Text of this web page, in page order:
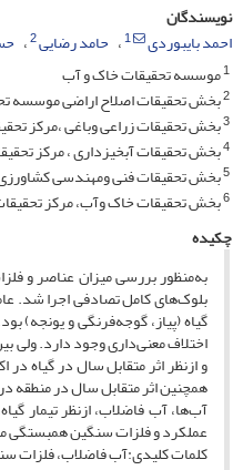
نویسندگان
احمد بایبوردی
1 حامد رضایی2
1موسسه تحقیقات خاک و آب
2بخش تحقیقات اصلاح اراضی موسسه
3بخش تحقیقات زراعی وباغی ،مرکز
4بخش تحقیقات آبخیزداری ، مرکز
5بخش تحقیقات فنی ومهندسی
6بخش تحقیقات خاک وآب، مرکز
چکیده
بلوک‌های کامل تصادفی اجرا شد.
اختلاف معنی‌داری وجود دارد. ولی
و ازنظر اثر متقابل سال در گیاه
همچنین اثر متقابل سال در منطقه
آب‌ها، آب فاضلاب، ازنظر تیمار
عملکرد و فلزات سنگین همبستگی
کلمات کلیدی:آب فاضلاب، فلزات